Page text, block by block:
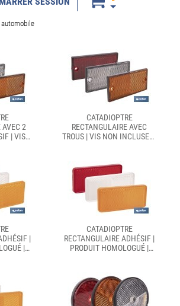
AVEC 2
| VIS
|
50 MM
CATADIOPTRE
RECTANGULAIRE AVEC
TROUS | VIS NON INCLUSES |
COULEURS DIFFÉRENTES |
DIMENSIONS : 106 X 50 MM
|
|
35 MM
CATADIOPTRE
RECTANGULAIRE ADHÉSIF |
PRODUIT HOMOLOGUÉ |
DIMENSIONS : 94 X 44 MM